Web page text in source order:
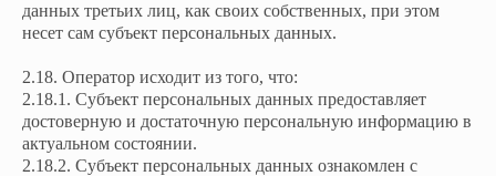
данных третьих лиц, как своих собственных, при этом
несет сам субъект персональных данных.
2.18. Оператор исходит из того, что:
2.18.1. Субъект персональных данных предоставляет
достоверную и достаточную персональную информацию в
актуальном состоянии.
2.18.2. Субъект персональных данных ознакомлен с